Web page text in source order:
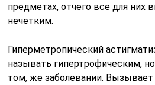
предметах, отчего все для
нечетким.
Гиперметропический
называть гипертрофическим,
том, же заболевании.